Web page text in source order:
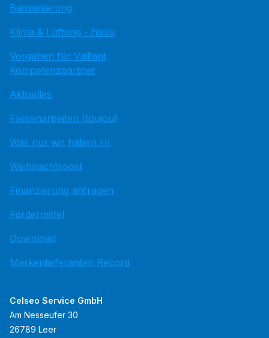
Badsanierung
Klima & Lüftung - hissu
Vorgaben für Vaillant
Kompetenzpartner
Aktuelles
Fliesenarbeiten (toujou)
Was nur wir haben HI
Weihnachtspost
Finanzierung anfragen
Fördermittel
Download
Markenlieferanten Record
Celseo Service GmbH
Am Nesseufer 30
26789 Leer